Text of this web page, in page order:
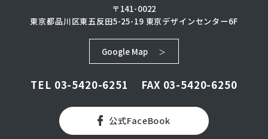
〒141-0022
東京都品川区東五反田5-25-19東京デザインセンター6F
Google Map
TEL 03-5420-6251 FAX 03-5420-6250
公式FaceBook